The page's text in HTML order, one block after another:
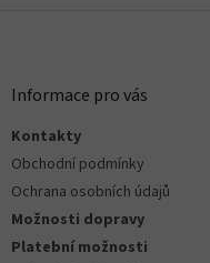
Informace pro vás
Kontakty
Obchodní podmínky
Ochrana osobních údajů
Možnosti dopravy
Platební možnosti